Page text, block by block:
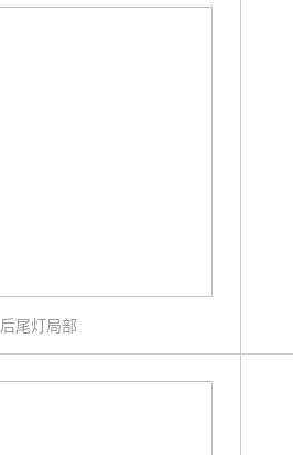
后尾灯局部